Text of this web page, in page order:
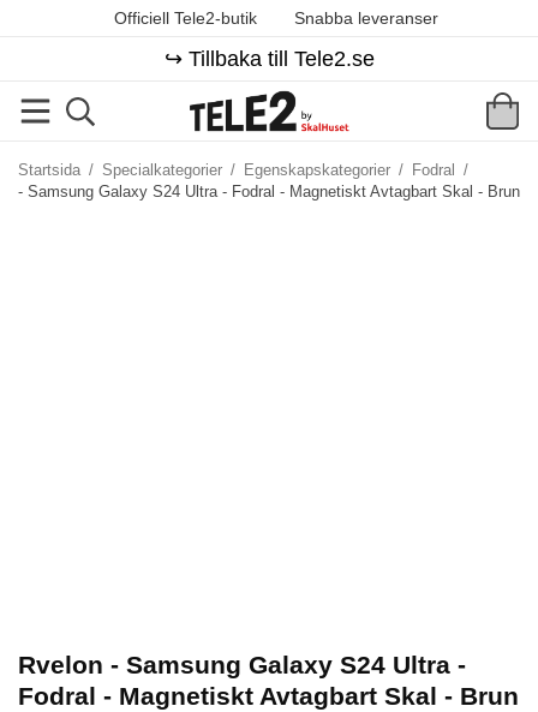
Officiell Tele2-butik Snabba leveranser
↪️ Tillbaka till Tele2.se
Startsida / Specialkategorier / Egenskapskategorier / Fodral
/
- Samsung Galaxy S24 Ultra - Fodral - Magnetiskt Avtagbart Skal - Brun
Rvelon - Samsung Galaxy S24 Ultra -
Fodral - Magnetiskt Avtagbart Skal - Brun